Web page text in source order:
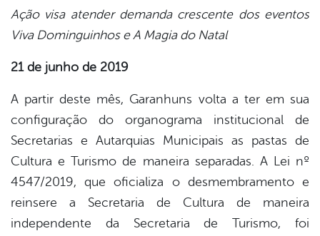
Ação visa atender demanda crescente dos eventos
Viva Dominguinhos e A Magia do Natal
21 de junho de 2019
A partir deste mês, Garanhuns volta a ter em sua
configuração do organograma institucional de
Secretarias e Autarquias Municipais as pastas de
Cultura e Turismo de maneira separadas. A Lei nº
4547/2019, que oficializa o desmembramento e
reinsere a Secretaria de Cultura de maneira
independente da Secretaria de Turismo, foi